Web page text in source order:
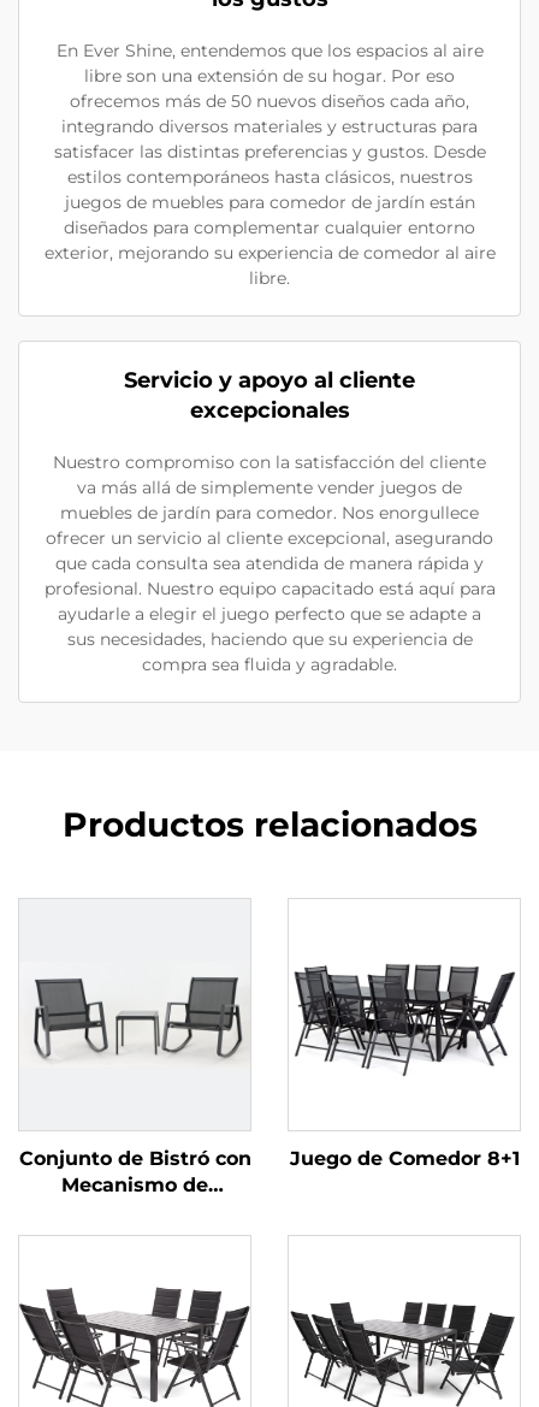
En Ever Shine, entendemos que los espacios al aire
libre son una extensión de su hogar. Por eso
ofrecemos más de 50 nuevos diseños cada año,
integrando diversos materiales y estructuras para
satisfacer las distintas preferencias y gustos. Desde
estilos contemporáneos hasta clásicos, nuestros
juegos de muebles para comedor de jardín están
diseñados para complementar cualquier entorno
exterior, mejorando su experiencia de comedor al aire
libre.
Servicio y apoyo al cliente
excepcionales
Nuestro compromiso con la satisfacción del cliente
va más allá de simplemente vender juegos de
muebles de jardín para comedor. Nos enorgullece
ofrecer un servicio al cliente excepcional, asegurando
que cada consulta sea atendida de manera rápida y
profesional. Nuestro equipo capacitado está aquí para
ayudarle a elegir el juego perfecto que se adapte a
sus necesidades, haciendo que su experiencia de
compra sea fluida y agradable.
Productos relacionados
Conjunto de Bistró con
Mecanismo de
Juego de Comedor 8+1